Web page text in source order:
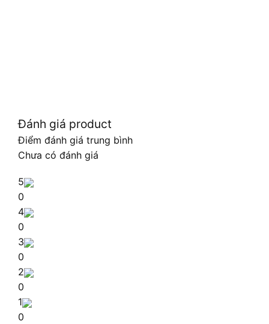
Đánh giá product
Điểm đánh giá trung bình
Chưa có đánh giá
5
0
4
0
3
0
2
0
1
0